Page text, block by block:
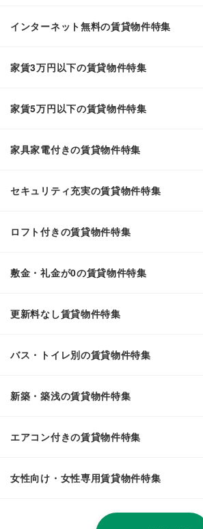
インターネット無料の賃貸物件特集
家賃3万円以下の賃貸物件特集
家賃5万円以下の賃貸物件特集
家具家電付きの賃貸物件特集
セキュリティ充実の賃貸物件特集
ロフト付きの賃貸物件特集
敷金・礼金が0の賃貸物件特集
更新料なし賃貸物件特集
バス・トイレ別の賃貸物件特集
新築・築浅の賃貸物件特集
エアコン付きの賃貸物件特集
女性向け・女性専用賃貸物件特集